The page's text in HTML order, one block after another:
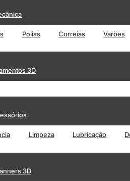
Polias Correias Varões
3D
Limpeza Lubricação
3D